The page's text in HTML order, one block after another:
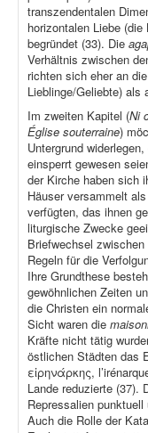
transzendentalen
horizontalen Liebe
begründet (33). Die
Verhältnis zwischen
richten sich eher an die
Lieblinge/Geliebte) als
Im zweiten Kapitel (Ni
Église souterraine)
Untergrund
einsperrt gewesen
der Kirche haben sich
Häuser versammelt
verfügten, das ihnen
liturgische Zwecke
Briefwechsel
Regeln für die
Ihre Grundthese
gewöhnlichen Zeiten
die Christen ein
Sicht waren die
Kräfte nicht tätig
östlichen Städten das
εἰρηνάρκης,
Lande reduzierte (37).
Repressalien
Auch die Rolle der